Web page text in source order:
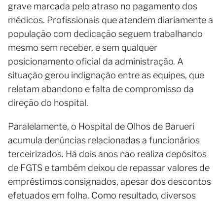
grave marcada pelo atraso no pagamento dos
médicos. Profissionais que atendem diariamente a
população com dedicação seguem trabalhando
mesmo sem receber, e sem qualquer
posicionamento oficial da administração. A
situação gerou indignação entre as equipes, que
relatam abandono e falta de compromisso da
direção do hospital.
Paralelamente, o Hospital de Olhos de Barueri
acumula denúncias relacionadas a funcionários
terceirizados. Há dois anos não realiza depósitos
de FGTS e também deixou de repassar valores de
empréstimos consignados, apesar dos descontos
efetuados em folha. Como resultado, diversos